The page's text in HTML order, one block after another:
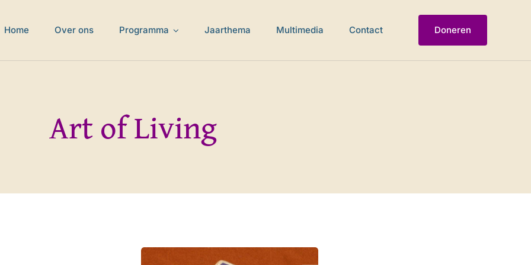
Home Over ons Programma Jaarthema Multimedia Contact Doneren
Art of Living